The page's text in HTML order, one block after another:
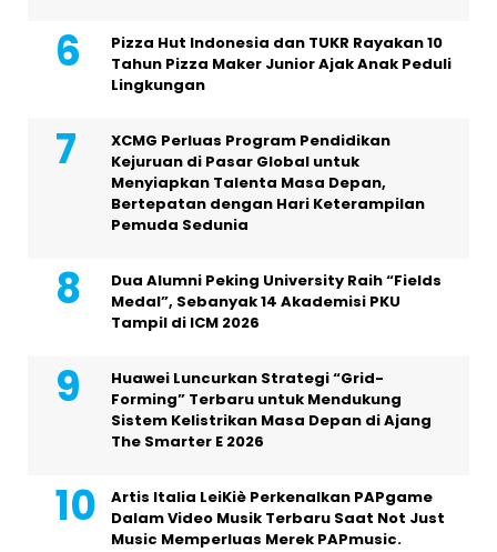
Pizza Hut Indonesia dan TUKR Rayakan 10
Tahun Pizza Maker Junior Ajak Anak Peduli
Lingkungan
XCMG Perluas Program Pendidikan
Kejuruan di Pasar Global untuk
Menyiapkan Talenta Masa Depan,
Bertepatan dengan Hari Keterampilan
Pemuda Sedunia
Dua Alumni Peking University Raih “Fields
Medal”, Sebanyak 14 Akademisi PKU
Tampil di ICM 2026
Huawei Luncurkan Strategi “Grid-
Forming” Terbaru untuk Mendukung
Sistem Kelistrikan Masa Depan di Ajang
The Smarter E 2026
Artis Italia LeiKiè Perkenalkan PAPgame
Dalam Video Musik Terbaru Saat Not Just
Music Memperluas Merek PAPmusic.